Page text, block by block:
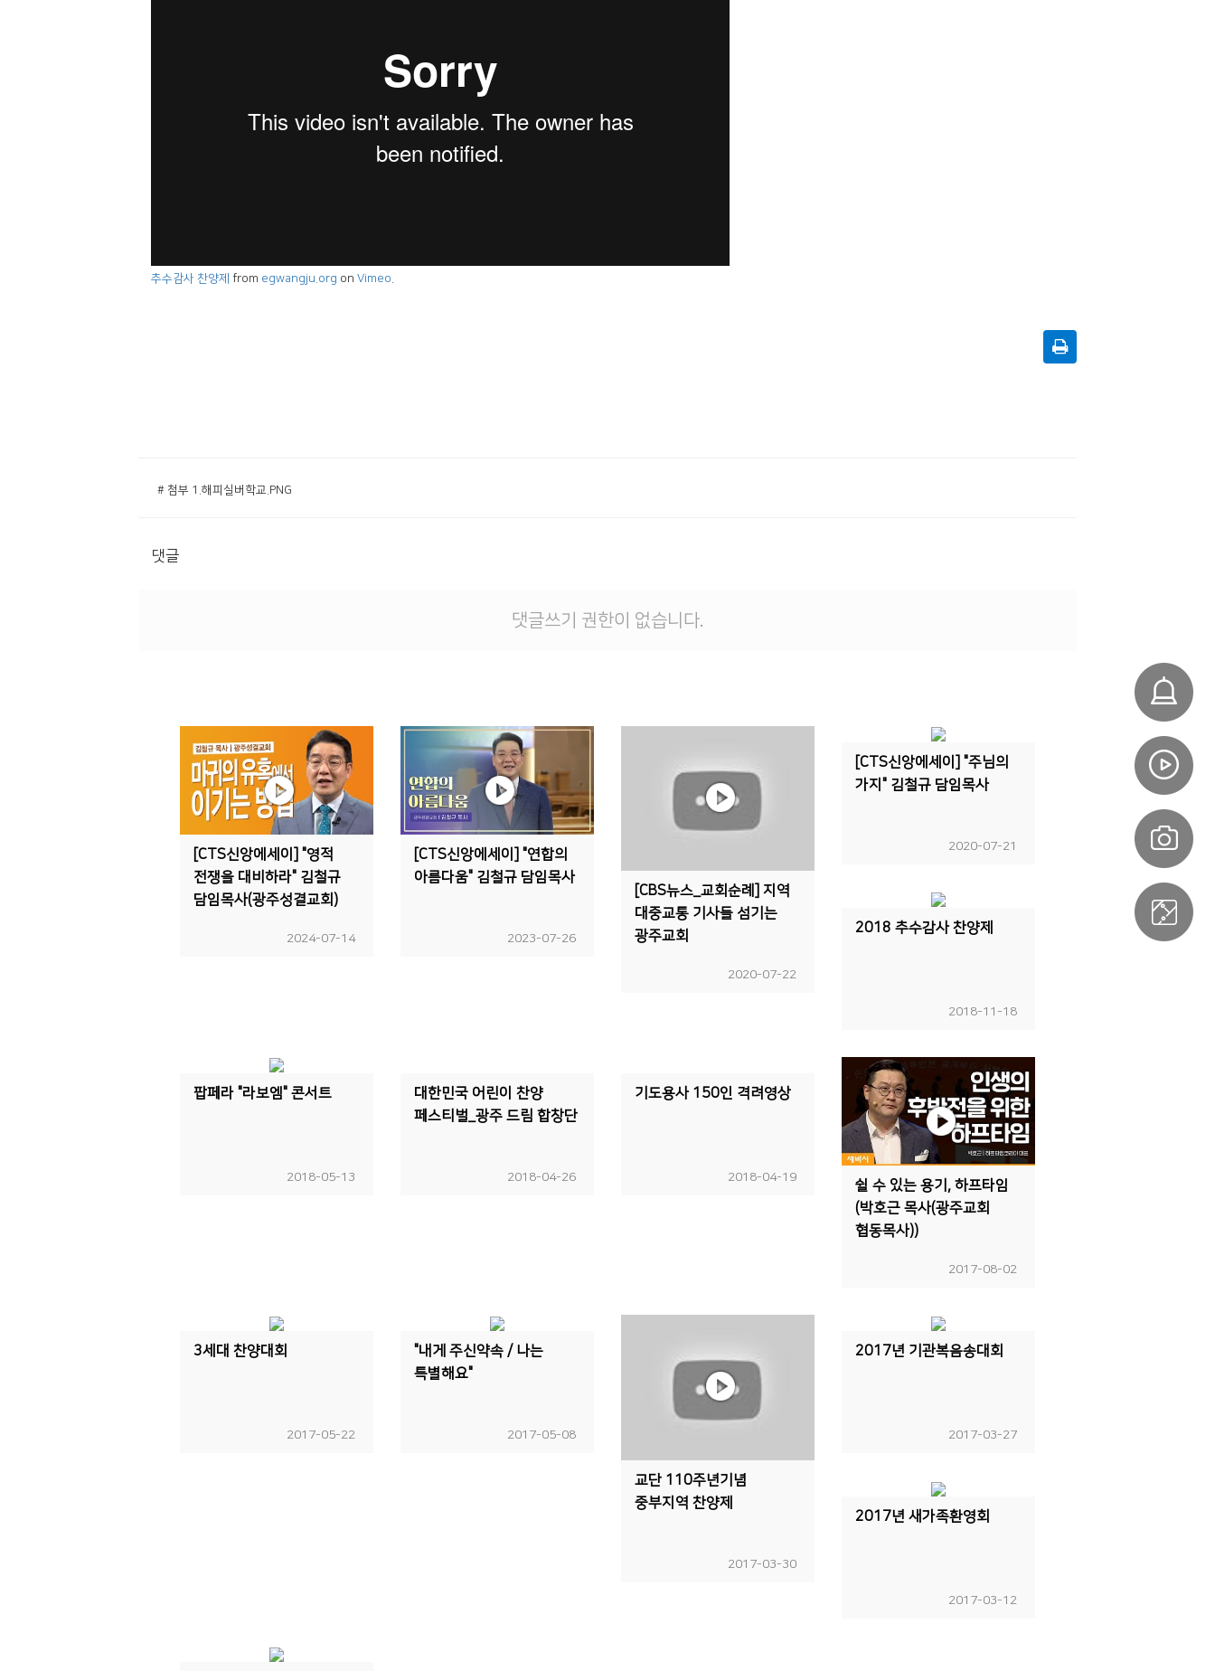
추수감사 찬양제 from egwangju.org on Vimeo
# 첨부 1.해피실버학교.PNG
댓글
댓글쓰기 권한이 없습니다.
[CTS신앙에세이] "영적
전쟁을 대비하라" 김철규
담임목사(광주성결교회)
2024-07-14
[CTS신앙에세이] "연합의
아름다움" 김철규 담임목사
2023-07-26
[CBS뉴스_교회순례] 지역
대중교통 기사들 섬기는
광주교회
2020-07-22
[CTS신앙에세이] "주님의
가지" 김철규 담임목사
2020-07-21
2018 추수감사 찬양제
2018-11-18
팝페라 "라보엠" 콘서트
2018-05-13
대한민국 어린이 찬양
페스티벌_광주 드림 합창단
2018-04-26
기도용사 150인 격려영상
2018-04-19
쉴 수 있는 용기, 하프타임
(박호근 목사(광주교회
협동목사))
2017-08-02
3세대 찬양대회
2017-05-22
"내게 주신약속 / 나는
특별해요"
2017-05-08
교단 110주년기념
중부지역 찬양제
2017-03-30
2017년 기관복음송대회
2017-03-27
2017년 새가족환영회
2017-03-12